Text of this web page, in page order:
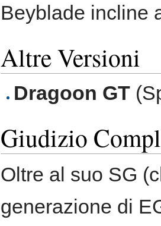
Beyblade incline
Altre Versioni
Dragoon GT
Giudizio
Oltre al suo SG
generazione di